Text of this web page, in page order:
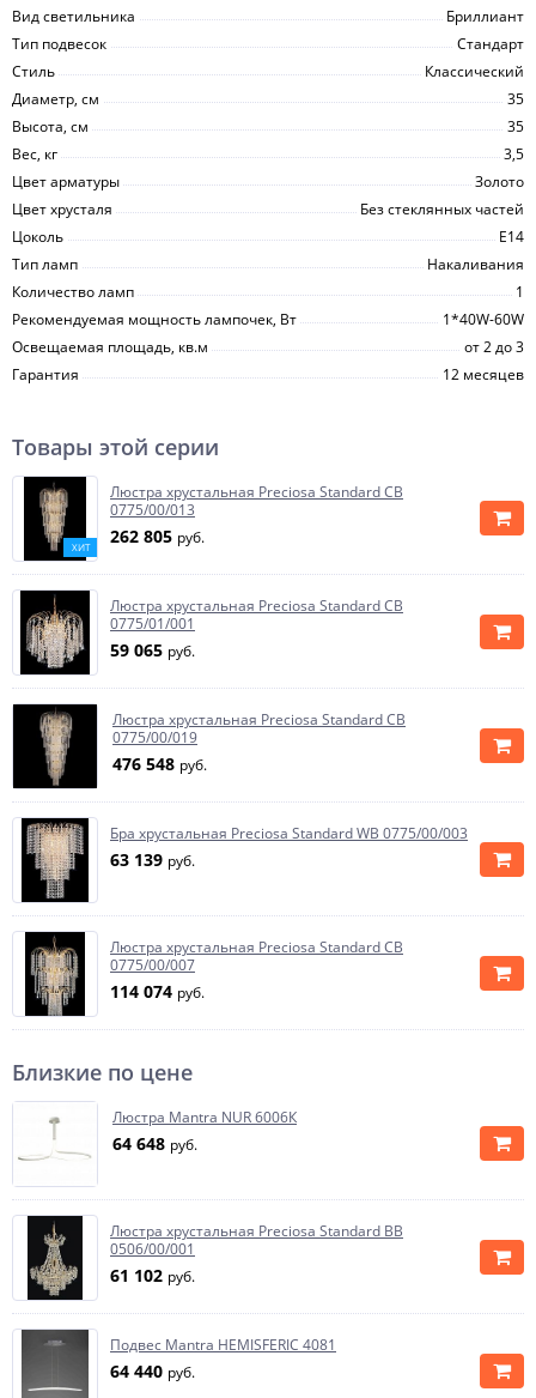
Вид светильника
Бриллиант
Тип подвесок
Стандарт
Стиль
Классический
Диаметр, см
35
Высота, см
35
Вес, кг
3,5
Цвет арматуры
Золото
Цвет хрусталя
Без стеклянных частей
Цоколь
E14
Тип ламп
Накаливания
Количество ламп
1
Рекомендуемая мощность лампочек, Вт
1*40W-60W
Освещаемая площадь, кв.м
от 2 до 3
Гарантия
12 месяцев
Товары этой серии
ХИТ
Люстра хрустальная Preciosa Standard CB
0775/00/013
262 805 руб.
Люстра хрустальная Preciosa Standard CB
0775/01/001
59 065 руб.
Люстра хрустальная Preciosa Standard CB
0775/00/019
476 548 руб.
Бра хрустальная Preciosa Standard WB 0775/00/003
63 139 руб.
Люстра хрустальная Preciosa Standard CB
0775/00/007
114 074 руб.
Близкие по цене
Люстра Mantra NUR 6006К
64 648 руб.
Люстра хрустальная Preciosa Standard BB
0506/00/001
61 102 руб.
Подвес Mantra HEMISFERIC 4081
64 440 руб.